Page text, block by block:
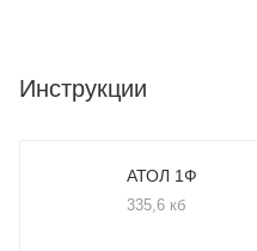
Инструкции
АТОЛ 1Ф
335,6 кб